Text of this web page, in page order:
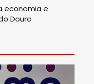
economia e
Douro